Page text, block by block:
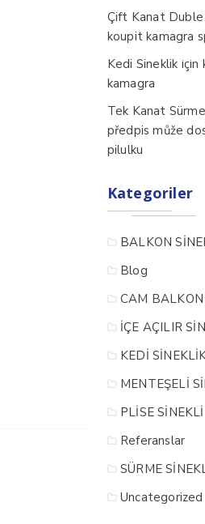
Çift Kanat Duble
koupit kamagra
Kedi Sineklik için
kamagra
Tek Kanat
předpis může
pilulku
Kategoriler
BALKON
Blog
CAM
İÇE AÇILIR
KEDİ
MENTEŞELİ
PLİSE
Referanslar
SÜRME
Uncategorized